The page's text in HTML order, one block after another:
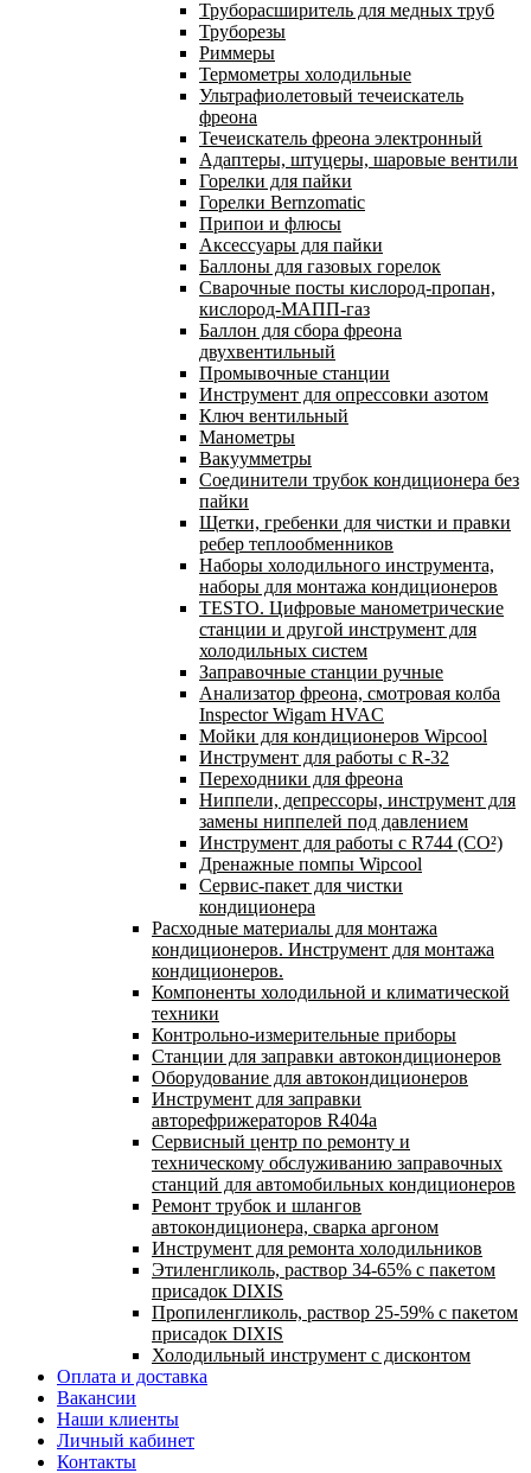
Труборасширитель для медных труб
Труборезы
Риммеры
Термометры холодильные
Ультрафиолетовый течеискатель
фреона
Течеискатель фреона электронный
Адаптеры, штуцеры, шаровые вентили
Горелки для пайки
Горелки Bernzomatic
Припои и флюсы
Аксессуары для пайки
Баллоны для газовых горелок
Сварочные посты кислород-пропан,
кислород-МАПП-газ
Баллон для сбора фреона
двухвентильный
Промывочные станции
Инструмент для опрессовки азотом
Ключ вентильный
Манометры
Вакуумметры
Соединители трубок кондиционера без
пайки
Щетки, гребенки для чистки и правки
ребер теплообменников
Наборы холодильного инструмента,
наборы для монтажа кондиционеров
TESTO. Цифровые манометрические
станции и другой инструмент для
холодильных систем
Заправочные станции ручные
Анализатор фреона, смотровая колба
Inspector Wigam HVAC
Мойки для кондиционеров Wipcool
Инструмент для работы с R-32
Переходники для фреона
Ниппели, депрессоры, инструмент для
замены ниппелей под давлением
Инструмент для работы с R744 (CO²)
Дренажные помпы Wipcool
Сервис-пакет для чистки
кондиционера
Расходные материалы для монтажа
кондиционеров. Инструмент для монтажа
кондиционеров.
Компоненты холодильной и климатической
техники
Контрольно-измерительные приборы
Станции для заправки автокондиционеров
Оборудование для автокондиционеров
Инструмент для заправки
авторефрижераторов R404a
Сервисный центр по ремонту и
техническому обслуживанию заправочных
станций для автомобильных кондиционеров
Ремонт трубок и шлангов
автокондиционера, сварка аргоном
Инструмент для ремонта холодильников
Этиленгликоль, раствор 34-65% с пакетом
присадок DIXIS
Пропиленгликоль, раствор 25-59% с пакетом
присадок DIXIS
Холодильный инструмент с дисконтом
Оплата и доставка
Вакансии
Наши клиенты
Личный кабинет
Контакты